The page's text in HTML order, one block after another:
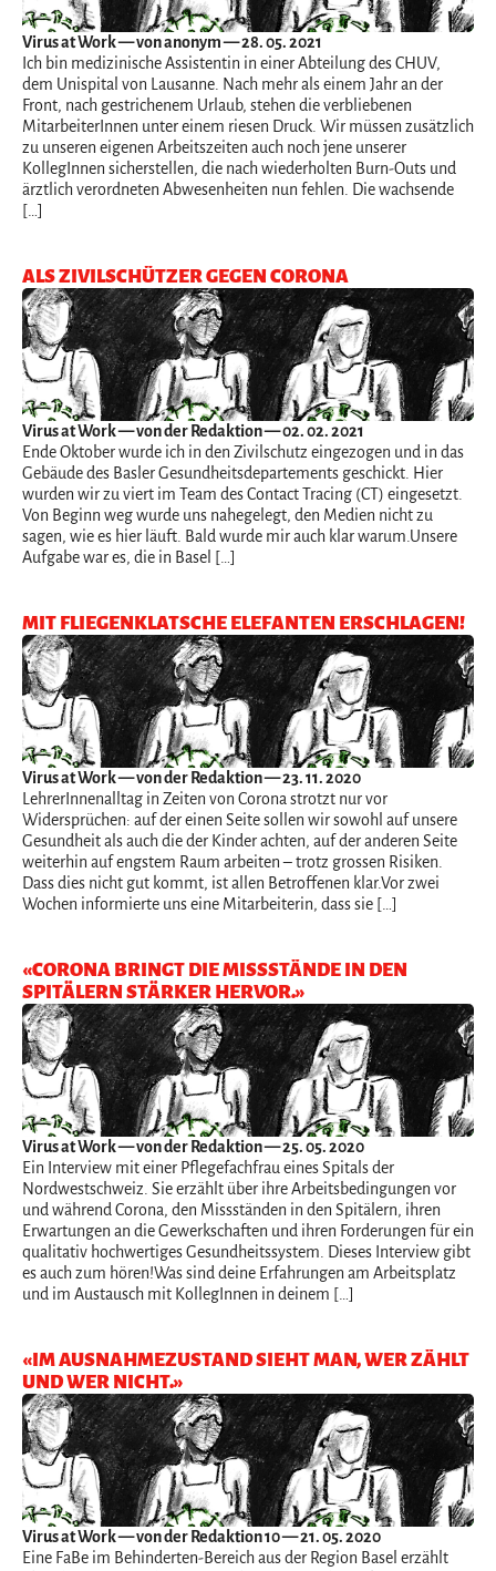
Virus at Work— von anonym — 28. 05. 2021
Ich bin medizinische Assistentin in einer Abteilung des CHUV,
dem Unispital von Lausanne. Nach mehr als einem Jahr an der
Front, nach gestrichenem Urlaub, stehen die verbliebenen
MitarbeiterInnen unter einem riesen Druck. Wir müssen zusätzlich
zu unseren eigenen Arbeitszeiten auch noch jene unserer
KollegInnen sicherstellen, die nach wiederholten Burn-Outs und
ärztlich verordneten Abwesenheiten nun fehlen. Die wachsende
[…]
ALS ZIVILSCHÜTZER GEGEN CORONA
Virus at Work— von der Redaktion — 02. 02. 2021
Ende Oktober wurde ich in den Zivilschutz eingezogen und in das
Gebäude des Basler Gesundheitsdepartements geschickt. Hier
wurden wir zu viert im Team des Contact Tracing (CT) eingesetzt.
Von Beginn weg wurde uns nahegelegt, den Medien nicht zu
sagen, wie es hier läuft. Bald wurde mir auch klar warum.Unsere
Aufgabe war es, die in Basel […]
MIT FLIEGENKLATSCHE ELEFANTEN ERSCHLAGEN!
Virus at Work— von der Redaktion — 23. 11. 2020
LehrerInnenalltag in Zeiten von Corona strotzt nur vor
Widersprüchen: auf der einen Seite sollen wir sowohl auf unsere
Gesundheit als auch die der Kinder achten, auf der anderen Seite
weiterhin auf engstem Raum arbeiten – trotz grossen Risiken.
Dass dies nicht gut kommt, ist allen Betroffenen klar.Vor zwei
Wochen informierte uns eine Mitarbeiterin, dass sie […]
«CORONA BRINGT DIE MISSSTÄNDE IN DEN
SPITÄLERN STÄRKER HERVOR.»
Virus at Work— von der Redaktion — 25. 05. 2020
Ein Interview mit einer Pflegefachfrau eines Spitals der
Nordwestschweiz. Sie erzählt über ihre Arbeitsbedingungen vor
und während Corona, den Missständen in den Spitälern, ihren
Erwartungen an die Gewerkschaften und ihren Forderungen für ein
qualitativ hochwertiges Gesundheitssystem. Dieses Interview gibt
es auch zum hören!Was sind deine Erfahrungen am Arbeitsplatz
und im Austausch mit KollegInnen in deinem […]
«IM AUSNAHMEZUSTAND SIEHT MAN, WER ZÄHLT
UND WER NICHT.»
Virus at Work— von der Redaktion 10 — 21. 05. 2020
Eine FaBe im Behinderten-Bereich aus der Region Basel erzählt